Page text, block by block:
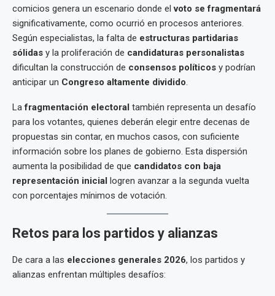
comicios genera un escenario donde elvoto se fragmentará
significativamente, como ocurrió en procesos anteriores.
Según especialistas, la falta de estructuras partidarias
sólidas y la proliferación de candidaturas personalistas
dificultan la construcción de consensos políticos y podrían
anticipar un Congreso altamente dividido.
Lafragmentación electoral también representa un desafío
para los votantes, quienes deberán elegir entre decenas de
propuestas sin contar, en muchos casos, con suficiente
información sobre los planes de gobierno. Esta dispersión
aumenta la posibilidad de que candidatos con baja
representación inicial logren avanzar a la segunda vuelta
con porcentajes mínimos de votación.
Retos para los partidos y alianzas
De cara a las elecciones generales 2026, los partidos y
alianzas enfrentan múltiples desafíos: